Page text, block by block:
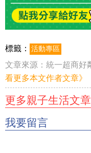
標籤： 活動專區
文章來源： 統一超商好
看更多本文作者文章》
更多親子生活文章
我要留言